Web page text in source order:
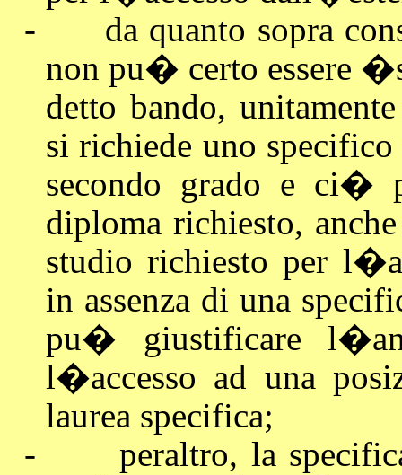
-
da quanto sopra
non pu� certo essere
detto bando,
si richiede uno
secondo grado e ci�
diploma richiesto,
studio richiesto per
in assenza di una
pu� giustificare
l�accesso ad una
laurea specifica;
-
peraltro, la